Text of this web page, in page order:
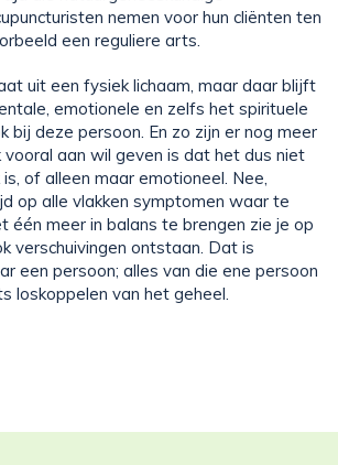
nemen voor hun cliënten ten
een reguliere arts.
uit een fysiek lichaam, maar daar blijft
emotionele en zelfs het spirituele
bij deze persoon. En zo zijn er nog meer
aan wil geven is dat het dus niet
of alleen maar emotioneel. Nee,
op alle vlakken symptomen waar te
één meer in balans te brengen zie je op
verschuivingen ontstaan. Dat is
een persoon; alles van die ene persoon
loskoppelen van het geheel.